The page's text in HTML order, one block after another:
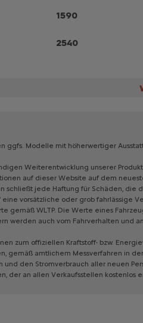
1590
2540
ggfs. Modelle mit höherwertiger
Weiterentwicklung unserer
auf dieser Website auf dem
schließt jede Haftung für Schäden, die
eine vorsätzliche oder grob fahrlässige
gemäß WLTP. Die Werte eines
werden auch vom Fahrverhalten und
zum offiziellen Kraftstoff- bzw.
gemäß amtlichem Messverfahren in der
und den Stromverbrauch aller neuen
der an allen Verkaufsstellen kostenlos